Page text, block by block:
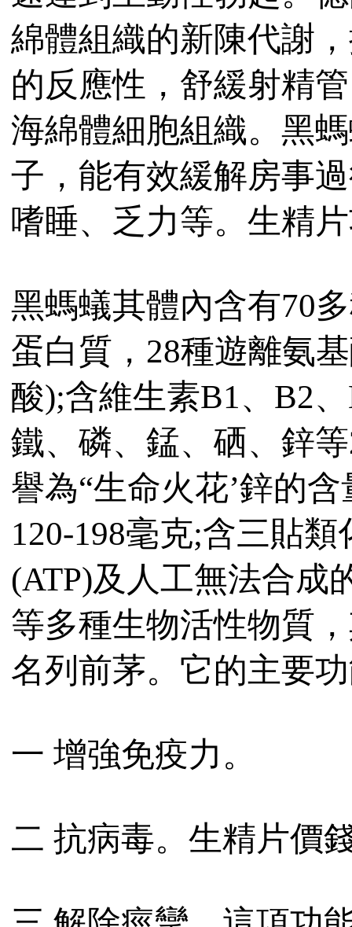
綿體組織的新陳代謝
的反應性，舒緩射精
海綿體細胞組織。黑
子，能有效緩解房事
嗜睡、乏力等。生精
黑螞蟻其體內含有70
蛋白質，28種遊離氨
酸);含維生素B1、B2
鐵、磷、錳、硒、鋅
譽為“生命火花’鋅的
120-198毫克;含三貼
(ATP)及人工無法合成
等多種生物活性物質
名列前茅。它的主要
一 增強免疫力。
二 抗病毒。生精片價